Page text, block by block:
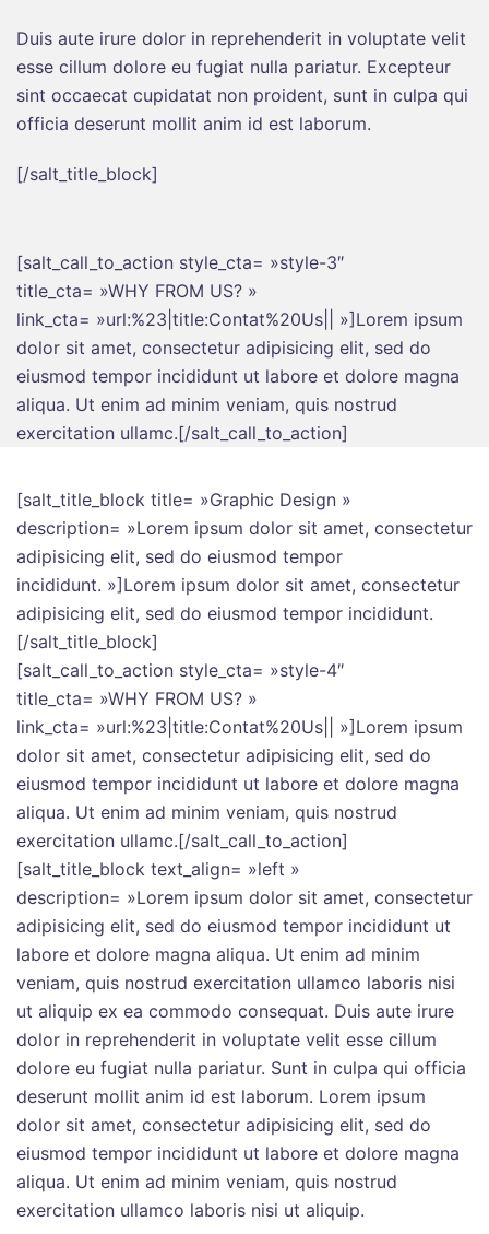
Duis aute irure dolor in reprehenderit in voluptate velit
esse cillum dolore eu fugiat nulla pariatur. Excepteur
sint occaecat cupidatat non proident, sunt in culpa qui
officia deserunt mollit anim id est laborum.
[/salt_title_block]
[salt_call_to_action style_cta= »style-3″
title_cta= »WHY FROM US? »
link_cta= »url:%23|title:Contat%20Us|| »]Lorem ipsum
dolor sit amet, consectetur adipisicing elit, sed do
eiusmod tempor incididunt ut labore et dolore magna
aliqua. Ut enim ad minim veniam, quis nostrud
exercitation ullamc.[/salt_call_to_action]
[salt_title_block title= »Graphic Design »
description= »Lorem ipsum dolor sit amet, consectetur
adipisicing elit, sed do eiusmod tempor
incididunt. »]Lorem ipsum dolor sit amet, consectetur
adipisicing elit, sed do eiusmod tempor incididunt.
[/salt_title_block]
[salt_call_to_action style_cta= »style-4″
title_cta= »WHY FROM US? »
link_cta= »url:%23|title:Contat%20Us|| »]Lorem ipsum
dolor sit amet, consectetur adipisicing elit, sed do
eiusmod tempor incididunt ut labore et dolore magna
aliqua. Ut enim ad minim veniam, quis nostrud
exercitation ullamc.[/salt_call_to_action]
[salt_title_block text_align= »left »
description= »Lorem ipsum dolor sit amet, consectetur
adipisicing elit, sed do eiusmod tempor incididunt ut
labore et dolore magna aliqua. Ut enim ad minim
veniam, quis nostrud exercitation ullamco laboris nisi
ut aliquip ex ea commodo consequat. Duis aute irure
dolor in reprehenderit in voluptate velit esse cillum
dolore eu fugiat nulla pariatur. Sunt in culpa qui officia
deserunt mollit anim id est laborum. Lorem ipsum
dolor sit amet, consectetur adipisicing elit, sed do
eiusmod tempor incididunt ut labore et dolore magna
aliqua. Ut enim ad minim veniam, quis nostrud
exercitation ullamco laboris nisi ut aliquip.